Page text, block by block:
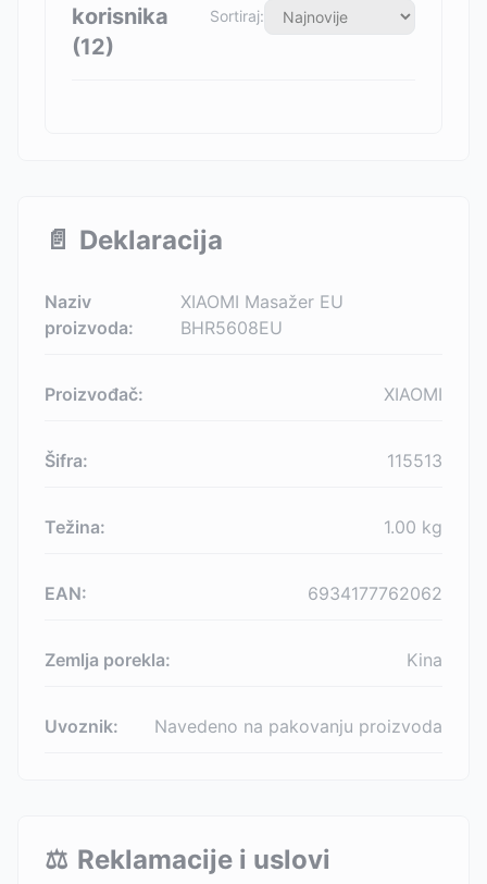
korisnika
(12)
Sortiraj:
📄 Deklaracija
Naziv
proizvoda:
XIAOMI Masažer EU
BHR5608EU
Proizvođač: XIAOMI
Šifra: 115513
Težina: 1.00 kg
EAN: 6934177762062
Zemlja porekla: Kina
Uvoznik: Navedeno na pakovanju proizvoda
⚖️ Reklamacije i uslovi